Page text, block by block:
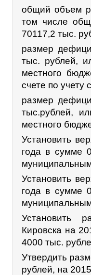
общий объем
том числе
70117,2 тыс.
размер
тыс. рублей,
местного
счете по учету
размер
тыс.рублей,
местного
Установить
года в сумме
Установить
года в сумме
Установить
Кировска на
4000 тыс.
Утвердить
рублей, на